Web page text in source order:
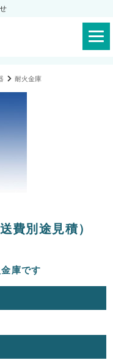
耐火金庫
費別途見積）
庫です